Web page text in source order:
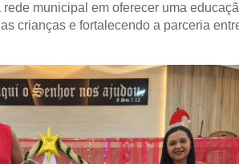
municipal em oferecer uma
crianças e fortalecendo a parceria